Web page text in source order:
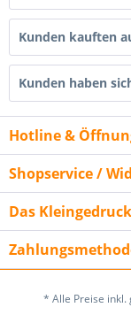
Kunden kauften
Kunden haben
Hotline &
Shopservice /
Das
* Alle Preise inkl.